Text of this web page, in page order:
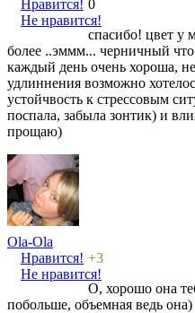
Нравится!
Не нравится!
0
спасибо! цвет у
более ..эммм... черничный
каждый день очень хороша,
удлиннения возможно
устойчвость к стрессовым
поспала, забыла зонтик) и
прощаю)
Ola-Ola
Нравится!
Не нравится!
+3
О, хорошо она
побольше, объемная ведь она)